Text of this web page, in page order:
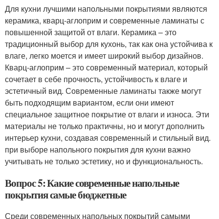
Для кухни лучшими напольными покрытиями являются
керамика, кварц-аглоприм и современные ламинаты с
повышенной защитой от влаги. Керамика – это
традиционный выбор для кухонь, так как она устойчива к
влаге, легко моется и имеет широкий выбор дизайнов.
Кварц-аглоприм – это современный материал, который
сочетает в себе прочность, устойчивость к влаге и
эстетичный вид. Современные ламинаты также могут
быть подходящим вариантом, если они имеют
специальное защитное покрытие от влаги и износа. Эти
материалы не только практичны, но и могут дополнить
интерьер кухни, создавая современный и стильный вид.
при выборе напольного покрытия для кухни важно
учитывать не только эстетику, но и функциональность.
Вопрос 5: Какие современные напольные
покрытия самые бюджетные
Среди современных напольных покрытий самыми